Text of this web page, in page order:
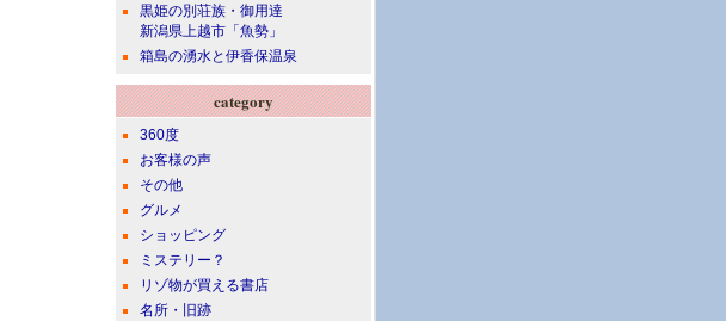
黒姫の別荘族・御用達
新潟県上越市「魚勢」
箱島の湧水と伊香保温泉
category
360度
お客様の声
その他
グルメ
ショッピング
ミステリー？
リゾ物が買える書店
名所・旧跡